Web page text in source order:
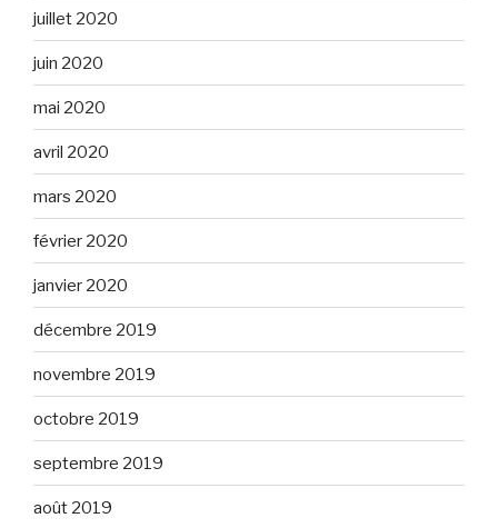
juillet 2020
juin 2020
mai 2020
avril 2020
mars 2020
février 2020
janvier 2020
décembre 2019
novembre 2019
octobre 2019
septembre 2019
août 2019